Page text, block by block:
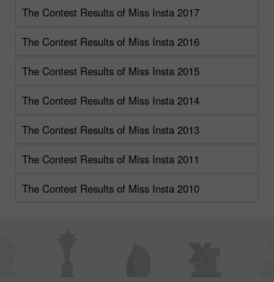
The Contest Results of Miss Insta 2017
The Contest Results of Miss Insta 2016
The Contest Results of Miss Insta 2015
The Contest Results of Miss Insta 2014
The Contest Results of Miss Insta 2013
The Contest Results of Miss Insta 2011
The Contest Results of Miss Insta 2010